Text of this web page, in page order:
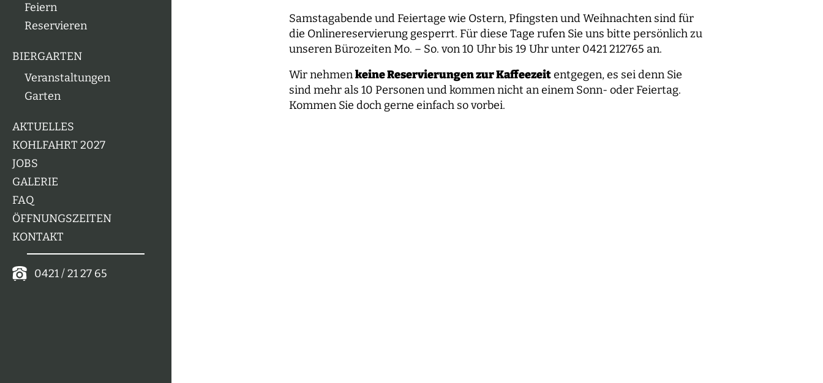
Feiern
Reservieren
BIERGARTEN
Veranstaltungen
Garten
AKTUELLES
KOHLFAHRT 2027
JOBS
GALERIE
FAQ
ÖFFNUNGSZEITEN
KONTAKT
0421 / 21 27 65
Samstagabende und Feiertage wie Ostern, Pfingsten und Weihnachten sind für
die Onlinereservierung gesperrt. Für diese Tage rufen Sie uns bitte persönlich zu
unseren Bürozeiten Mo. – So. von 10 Uhr bis 19 Uhr unter 0421 212765 an.
Wir nehmenkeine Reservierungen zur Kaffeezeitentgegen, es sei denn Sie
sind mehr als 10 Personen und kommen nicht an einem Sonn- oder Feiertag.
Kommen Sie doch gerne einfach so vorbei.